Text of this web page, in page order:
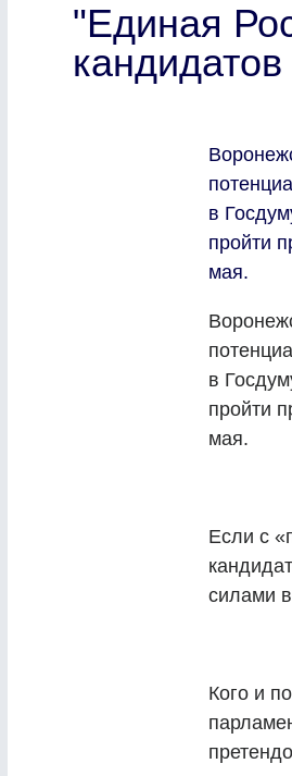
"Единая
в
пройти
мая.
в
пройти
мая.
Если с
силами
Кого и